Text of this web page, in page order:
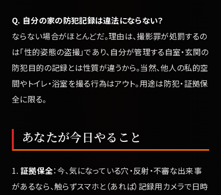
Q. 自分の家の防犯記録は違法にならない？
ならない場合がほとんどだ。理由は、撮影罪が処罰するの
は「性的姿態の盗撮」であり、自分が管理する自室・玄関の
防犯目的の記録とは性質が違うから。当然、他人の私的空
間やトイレ・浴室を撮る行為はアウト。用途は防犯・証拠保
全に限る。
あなたが今日やること
1. 証拠保全：今、気になっている穴・反射・不審な出来事
があるなら、触らずスマホと（あれば）記録用カメラで日時